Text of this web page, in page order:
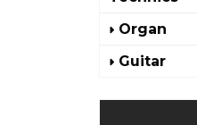
Organ
Guitar